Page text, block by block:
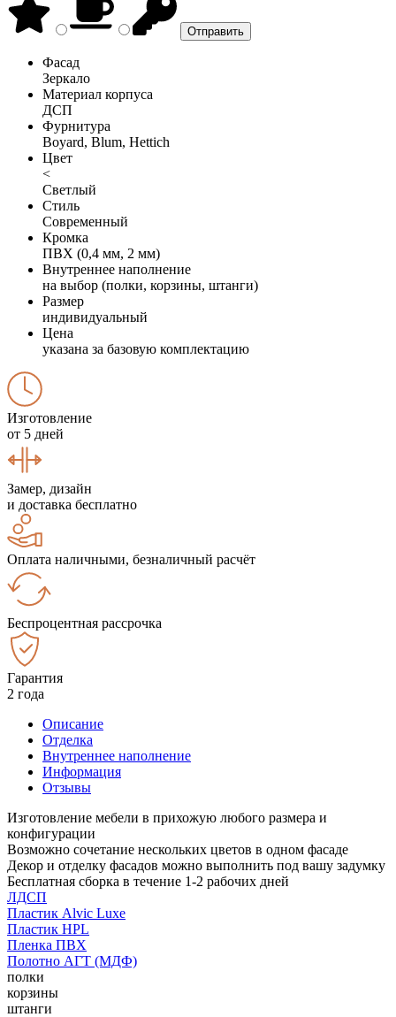
Фасад
Зеркало
Материал корпуса
ДСП
Фурнитура
Boyard, Blum, Hettich
Цвет
<
Светлый
Стиль
Современный
Кромка
ПВХ (0,4 мм, 2 мм)
Внутреннее наполнение
на выбор (полки, корзины, штанги)
Размер
индивидуальный
Цена
указана за базовую комплектацию
Изготовление
от 5 дней
Замер, дизайн
и доставка бесплатно
Оплата наличными, безналичный расчёт
Беспроцентная рассрочка
Гарантия
2 года
Описание
Отделка
Внутреннее наполнение
Информация
Отзывы
Изготовление мебели в прихожую любого размера и
конфигурации
Возможно сочетание нескольких цветов в одном фасаде
Декор и отделку фасадов можно выполнить под вашу задумку
Бесплатная сборка в течение 1-2 рабочих дней
ЛДСП
Пластик Alvic Luxe
Пластик HPL
Пленка ПВХ
Полотно АГТ (МДФ)
полки
корзины
штанги